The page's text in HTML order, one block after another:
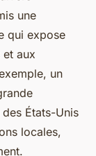
une
qui expose
aux
un
États-Unis
locales,